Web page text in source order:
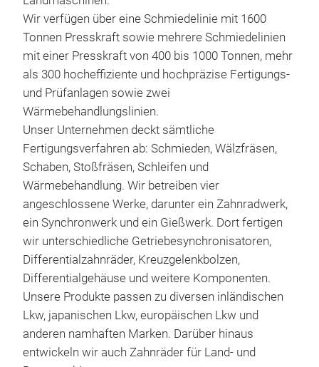
Wir verfügen über eine Schmiedelinie mit 1600
Tonnen Presskraft sowie mehrere Schmiedelinien
mit einer Presskraft von 400 bis 1000 Tonnen, mehr
als 300 hocheffiziente und hochpräzise Fertigungs-
und Prüfanlagen sowie zwei
Wärmebehandlungslinien.
Unser Unternehmen deckt sämtliche
Fertigungsverfahren ab: Schmieden, Wälzfräsen,
Schaben, Stoßfräsen, Schleifen und
Wärmebehandlung. Wir betreiben vier
angeschlossene Werke, darunter ein Zahnradwerk,
ein Synchronwerk und ein Gießwerk. Dort fertigen
wir unterschiedliche Getriebesynchronisatoren,
Differentialzahnräder, Kreuzgelenkbolzen,
Differentialgehäuse und weitere Komponenten.
Unsere Produkte passen zu diversen inländischen
Lkw, japanischen Lkw, europäischen Lkw und
anderen namhaften Marken. Darüber hinaus
entwickeln wir auch Zahnräder für Land- und